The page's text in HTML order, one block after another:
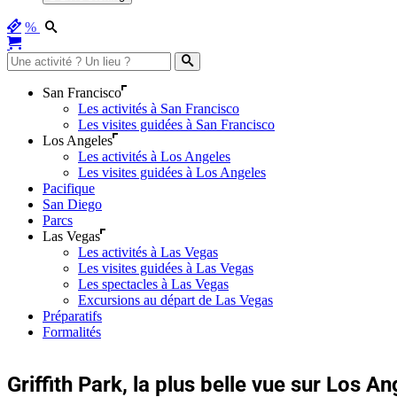
%
San Francisco
Les activités à San Francisco
Les visites guidées à San Francisco
Los Angeles
Les activités à Los Angeles
Les visites guidées à Los Angeles
Pacifique
San Diego
Parcs
Las Vegas
Les activités à Las Vegas
Les visites guidées à Las Vegas
Les spectacles à Las Vegas
Excursions au départ de Las Vegas
Préparatifs
Formalités
Griffith Park, la plus belle vue sur Los